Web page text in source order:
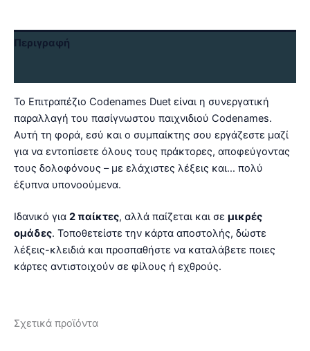
Περιγραφή
Το Επιτραπέζιο Codenames Duet είναι η συνεργατική
παραλλαγή του πασίγνωστου παιχνιδιού Codenames.
Αυτή τη φορά, εσύ και ο συμπαίκτης σου εργάζεστε μαζί
για να εντοπίσετε όλους τους πράκτορες, αποφεύγοντας
τους δολοφόνους – με ελάχιστες λέξεις και… πολύ
έξυπνα υπονοούμενα.
Ιδανικό για 2 παίκτες, αλλά παίζεται και σε μικρές
ομάδες. Τοποθετείστε την κάρτα αποστολής, δώστε
λέξεις-κλειδιά και προσπαθήστε να καταλάβετε ποιες
κάρτες αντιστοιχούν σε φίλους ή εχθρούς.
Σχετικά προϊόντα